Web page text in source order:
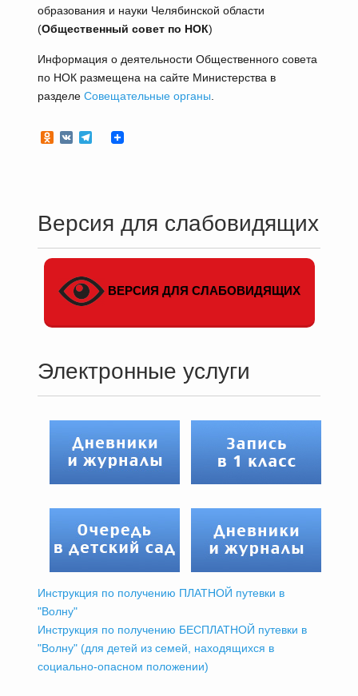
образования и науки Челябинской области
(Общественный совет по НОК)
Информация о деятельности Общественного совета
по НОК размещена на сайте Министерства в
разделе Совещательные органы
Odnoklassniki
VKTelegram
Версия для слабовидящих
ВЕРСИЯ ДЛЯ СЛАБОВИДЯЩИХ
Электронные услуги
Инструкция по получению ПЛАТНОЙ путевки в
"Волну"
Инструкция по получению БЕСПЛАТНОЙ путевки в
"Волну" (для детей из семей, находящихся в
социально-опасном положении)